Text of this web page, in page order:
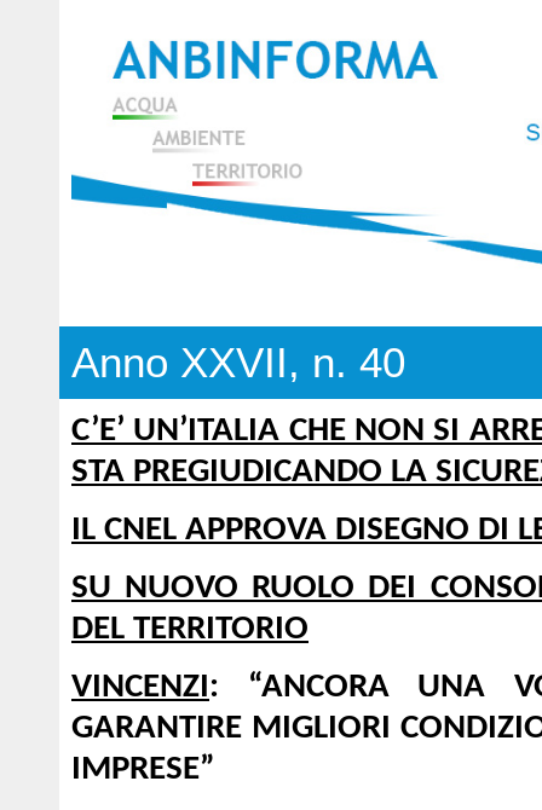
Anno XXVII, n. 40
C’E’ UN’ITALIA CHE NON SI
STA PREGIUDICANDO LA
IL CNEL APPROVA DISEGNO DI
SU NUOVO RUOLO DEI
DEL TERRITORIO
VINCENZI: “ANCORA UNA
GARANTIRE MIGLIORI
IMPRESE”